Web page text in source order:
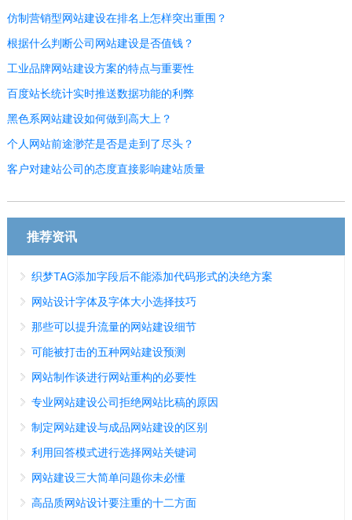
仿制营销型网站建设在排名上怎样突出重围？
根据什么判断公司网站建设是否值钱？
工业品牌网站建设方案的特点与重要性
百度站长统计实时推送数据功能的利弊
黑色系网站建设如何做到高大上？
个人网站前途渺茫是否是走到了尽头？
客户对建站公司的态度直接影响建站质量
推荐资讯
织梦TAG添加字段后不能添加代码形式的决绝方案
网站设计字体及字体大小选择技巧
那些可以提升流量的网站建设细节
可能被打击的五种网站建设预测
网站制作谈进行网站重构的必要性
专业网站建设公司拒绝网站比稿的原因
制定网站建设与成品网站建设的区别
利用回答模式进行选择网站关键词
网站建设三大简单问题你未必懂
高品质网站设计要注重的十二方面